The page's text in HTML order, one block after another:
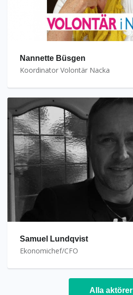
Nannette Büsgen
Koordinator Volontär Nacka
Samuel Lundqvist
Ekonomichef/CFO
Alla aktörer